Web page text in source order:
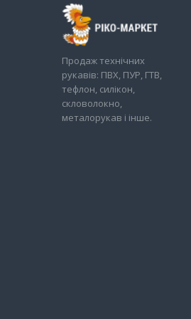
Продаж технічних
рукавів: ПВХ, ПУР, ГТВ,
тефлон, силікон,
скловолокно,
металорукав і інше.